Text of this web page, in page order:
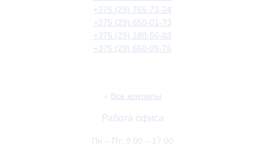
+375 (29) 765-73-24
+375 (29) 650-01-73
+375 (29) 180-50-03
+375 (29) 650-09-76
» Все контакты
Работа офиса
Пн – Пт: 9.00 – 17.00